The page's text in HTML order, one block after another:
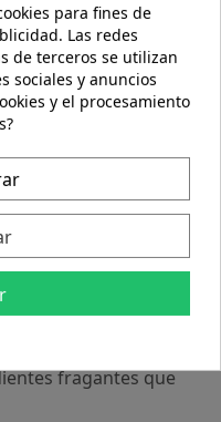
chlorella y sal
de cueros cabelludos
con tensioactivos
fragantes que
para fines de
Las redes
de terceros se utilizan
sociales y anuncios
y el procesamiento